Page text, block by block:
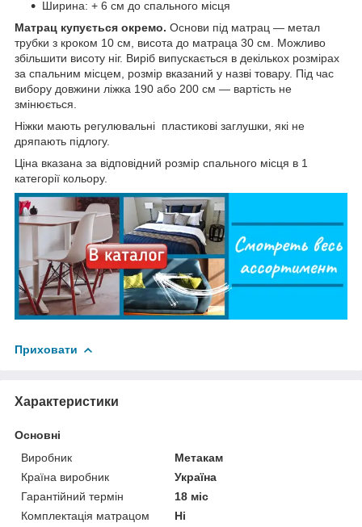
Ширина: + 6 см до спального місця
Матрац купується окремо. Основи під матрац — метал
трубки з кроком 10 см, висота до матраца 30 см. Можливо
збільшити висоту ніг. Виріб випускається в декількох розмірах
за спальним місцем, розмір вказаний у назві товару. Під час
вибору довжини ліжка 190 або 200 см — вартість не
змінюється.
Ніжки мають регулювальні пластикові заглушки, які не
дряпають підлогу.
Ціна вказана за відповідний розмір спального місця в 1
категорії кольору.
Приховати
Характеристики
Основні
Виробник
Метакам
Країна виробник
Україна
Гарантійний термін
18 міс
Комплектація матрацом
Ні